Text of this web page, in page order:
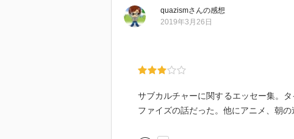
quazismさんの感想
2019年3月26日
サブカルチャーに関するエッセー集。
ファイズの話だった。他にアニメ、朝の